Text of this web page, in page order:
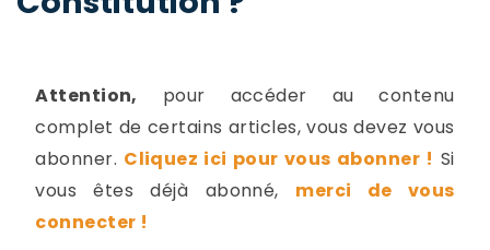
Attention, pour accéder au contenu
complet de certains articles, vous devez vous
abonner. Cliquez ici pour vous abonner ! Si
vous êtes déjà abonné, merci de vous
connecter !